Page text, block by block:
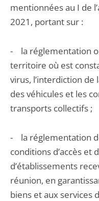
mentionnées au I de
2021, portant sur :
- la réglementation
territoire où est
virus, l’interdiction
des véhicules et les
transports collectifs ;
- la réglementation
conditions d’accès et
d’établissements
réunion, en
biens et aux services